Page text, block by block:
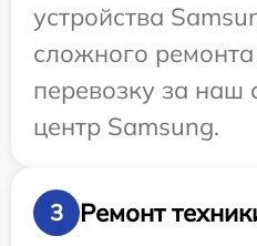
устройства
сложного
перевозку за наш
центр Samsung.
3
Ремонт